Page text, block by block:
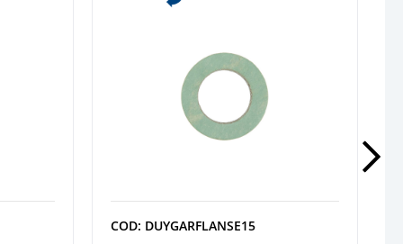
COD: DUYGARFLANSE15